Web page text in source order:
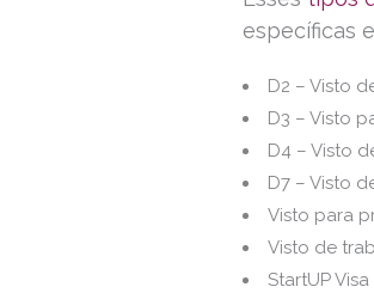
específicas
D2 – Visto
D3 – Visto
D4 – Visto
D7 – Visto
Visto para
Visto de
StartUP